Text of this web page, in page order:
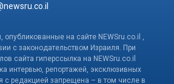
опубликованные на сайте NEWSru.co.il ,
с законодательством Израиля. При
сайта гиперссылка на NEWSru.co.il
интервью, репортажей, эксклюзивных
с редакцией запрещена – в том числе в